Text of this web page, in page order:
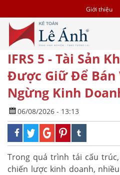
Giới thiệu
IFRS 5 - Tài Sản
Được Giữ Để Bán
Ngừng Kinh
06/08/2026 - 13:13
Trong quá trình tái cấu
chiến lược kinh doanh,